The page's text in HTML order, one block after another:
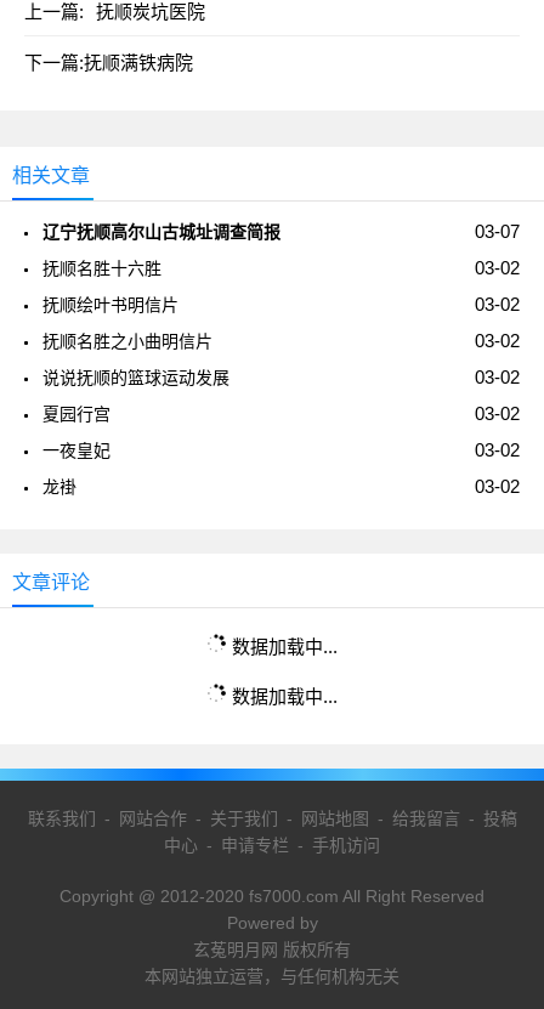
上一篇: 抚顺炭坑医院
下一篇:抚顺满铁病院
相关文章
03-07
辽宁抚顺高尔山古城址调查简报
03-02
抚顺名胜十六胜
03-02
抚顺绘叶书明信片
03-02
抚顺名胜之小曲明信片
03-02
说说抚顺的篮球运动发展
03-02
夏园行宫
03-02
一夜皇妃
03-02
龙褂
文章评论
数据加载中...
数据加载中...
联系我们 - 网站合作- 关于我们 - 网站地图 - 给我留言 - 投稿
中心 - 申请专栏 - 手机访问
Copyright @ 2012-2020 fs7000.com All Right Reserved
Powered by
玄菟明月网 版权所有
本网站独立运营，与任何机构无关